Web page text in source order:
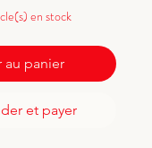
en stock
au panier
et payer